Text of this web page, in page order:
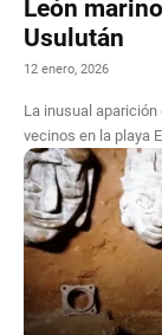
León
Usulután
12 enero, 2026
La inusual
vecinos en la playa